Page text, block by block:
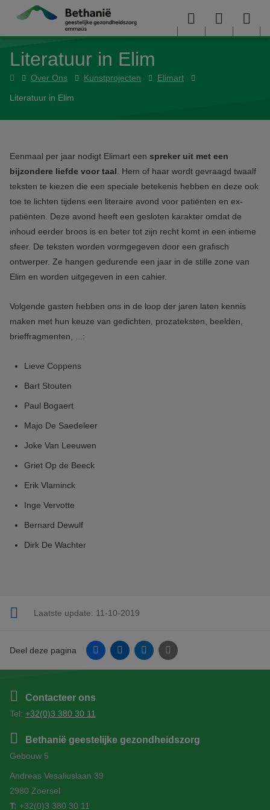
Overslaan en naar de inhoud gaan
Menu User
Literatuur in Elim
HomeOver Ons Kunstprojecten Elimart
Literatuur in Elim
Eenmaal per jaar nodigt Elimart een spreker uit met een
bijzondere liefde voor taal . Hem of haar wordt gevraagd twaalf
teksten te kiezen die een speciale betekenis hebben en deze ook
toe te lichten tijdens een literaire avond voor patiënten en ex-
patiënten. Deze avond heeft een gesloten karakter omdat de
inhoud eerder broos is en beter tot zijn recht komt in een intieme
sfeer. De teksten worden vormgegeven door een grafisch
ontwerper. Ze hangen gedurende een jaar in de stille zone van
Elim en worden uitgegeven in een cahier.
Volgende gasten hebben ons in de loop der jaren laten kennis
maken met hun keuze van gedichten, prozateksten, beelden,
brieffragmenten, ...:
Lieve Coppens
Bart Stouten
Paul Bogaert
Majo De Saedeleer
Joke Van Leeuwen
Griet Op de Beeck
Erik Vlaminck
Inge Vervotte
Bernard Dewulf
Dirk De Wachter
Laatste update: 11-10-2019
Deel deze pagina FacebookLinkedinTwitter E-mail
Contacteer ons
Tel: +32(0)3 380 30 11
Bethanië geestelijke gezondheidszorg
Gebouw 5
Andreas Vesaliuslaan 39
2980 Zoersel
T: +32(0)3 380 30 11